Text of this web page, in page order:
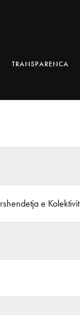
TRANSPARENCA
e Kolektivit